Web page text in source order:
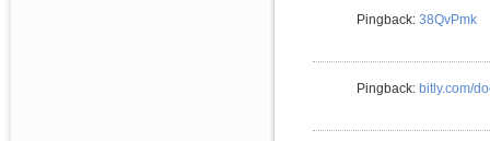
Pingback: 38QvPmk
Pingback: bitly.com/